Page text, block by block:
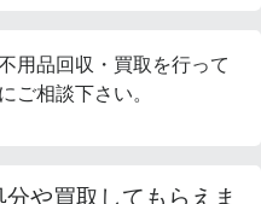
用品回収・買取を行って
ご相談下さい。
や買取してもらえま